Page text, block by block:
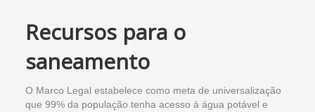
Recursos para o
saneamento
O Marco Legal estabelece como meta de universalização
que 99% da população tenha acesso à água potável e